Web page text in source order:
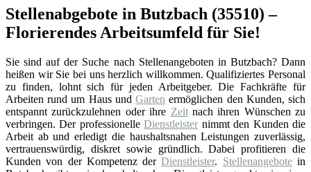
Stellenabgebote in Butzbach (35510) –
Florierendes Arbeitsumfeld für Sie!
Sie sind auf der Suche nach Stellenangeboten in Butzbach? Dann
heißen wir Sie bei uns herzlich willkommen. Qualifiziertes Personal
zu finden, lohnt sich für jeden Arbeitgeber. Die Fachkräfte für
Arbeiten rund um Haus undGarten ermöglichen den Kunden, sich
entspannt zurückzulehnen oder ihre Zeitnach ihren Wünschen zu
verbringen. Der professionelleDienstleister nimmt den Kunden die
Arbeit ab und erledigt die haushaltsnahen Leistungen zuverlässig,
vertrauenswürdig, diskret sowie gründlich. Dabei profitieren die
Kunden von der Kompetenz derDienstleister. Stellenangebotein